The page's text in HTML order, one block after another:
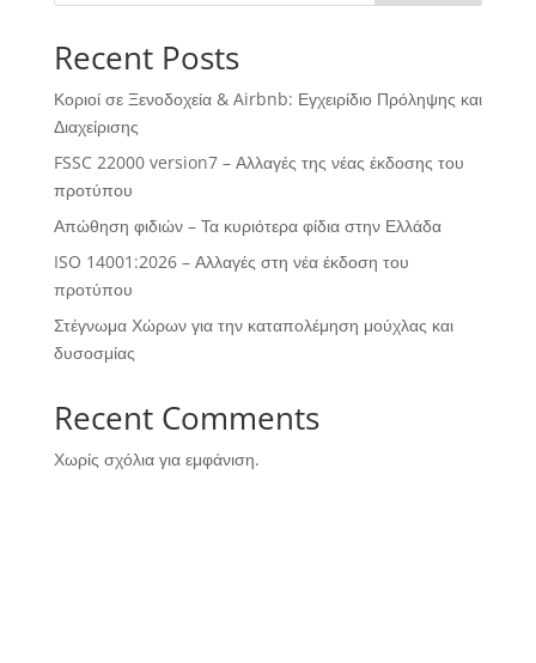
Recent Posts
Κοριοί σε Ξενοδοχεία & Airbnb: Εγχειρίδιο Πρόληψης και
Διαχείρισης
FSSC 22000 version7 – Αλλαγές της νέας έκδοσης του
προτύπου
Απώθηση φιδιών – Τα κυριότερα φίδια στην Ελλάδα
ISO 14001:2026 – Αλλαγές στη νέα έκδοση του
προτύπου
Στέγνωμα Χώρων για την καταπολέμηση μούχλας και
δυσοσμίας
Recent Comments
Χωρίς σχόλια για εμφάνιση.